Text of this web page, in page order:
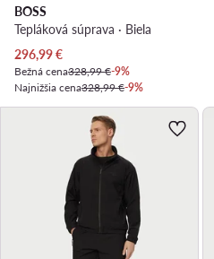
BOSS
Tepláková súprava · Biela
Aktuálna cena
296,99€
Bežná cena328,99 €-9%
Najnižšia cena328,99 €-9%